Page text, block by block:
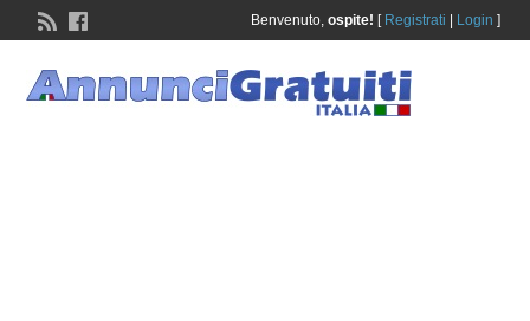
Benvenuto, ospite! [ Registrati Login ]